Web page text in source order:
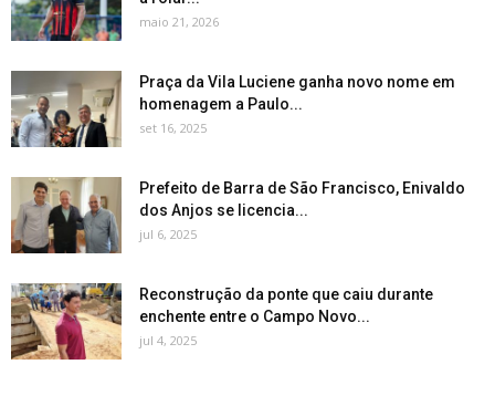
maio 21, 2026
Praça da Vila Luciene ganha novo nome em
homenagem a Paulo...
set 16, 2025
Prefeito de Barra de São Francisco, Enivaldo
dos Anjos se licencia...
jul 6, 2025
Reconstrução da ponte que caiu durante
enchente entre o Campo Novo...
jul 4, 2025